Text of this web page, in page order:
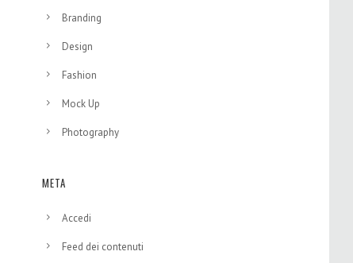
Branding
Design
Fashion
Mock Up
Photography
META
Accedi
Feed dei contenuti